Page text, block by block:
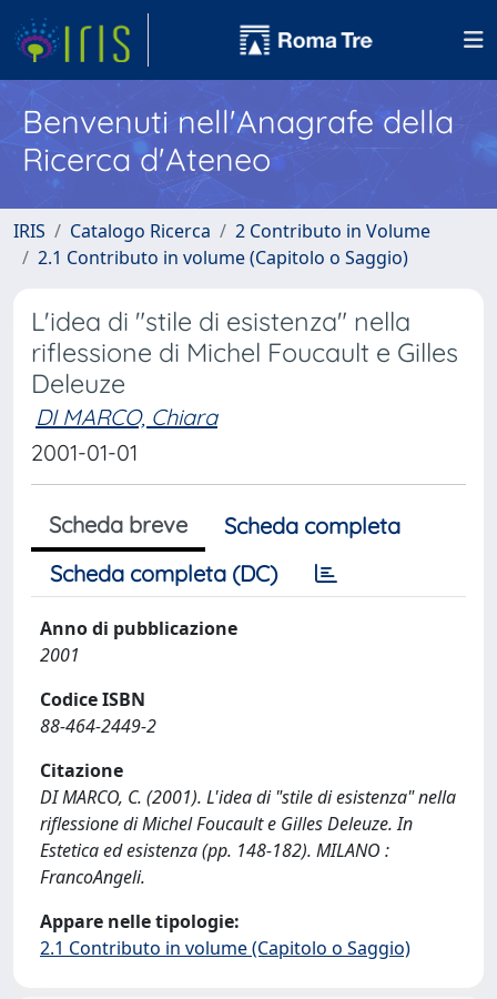
Benvenuti nell'Anagrafe della
Ricerca d'Ateneo
IRIS Catalogo Ricerca
2 Contributo in Volume
2.1 Contributo in volume (Capitolo o Saggio)
L'idea di "stile di esistenza" nella
riflessione di Michel Foucault e Gilles
Deleuze
DI MARCO, Chiara
2001-01-01
Scheda breve
Scheda completa
Scheda completa (DC)
Anno di pubblicazione
2001
Codice ISBN
88-464-2449-2
Citazione
DI MARCO, C. (2001). L'idea di "stile di esistenza" nella
riflessione di Michel Foucault e Gilles Deleuze. In
Estetica ed esistenza (pp. 148-182). MILANO :
FrancoAngeli.
Appare nelle tipologie:
2.1 Contributo in volume (Capitolo o Saggio)